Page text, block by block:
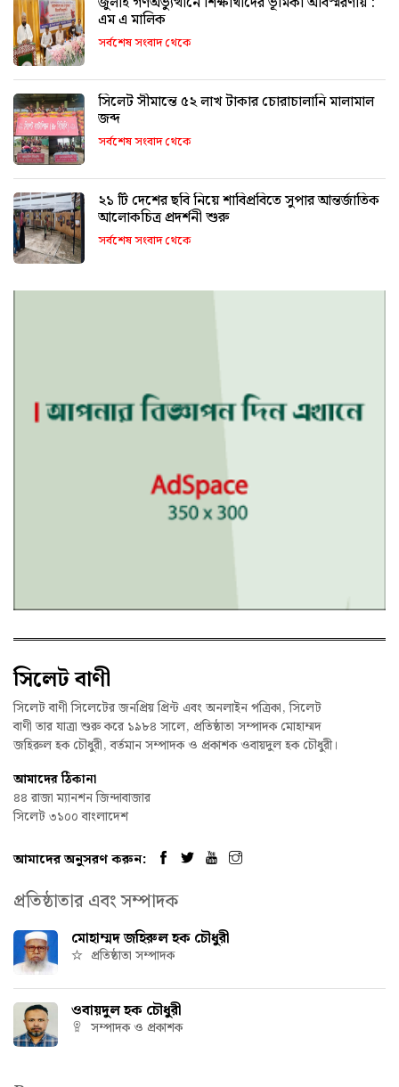
এম এ মালিক
সর্বশেষ সংবাদ থেকে
সিলেট সীমান্তে ৫২ লাখ টাকার চোরাচালানি মালামাল
জব্দ
সর্বশেষ সংবাদ থেকে
২১ টি দেশের ছবি নিয়ে শাবিপ্রবিতে সুপার আন্তর্জাতিক
আলোকচিত্র প্রদর্শনী শুরু
সর্বশেষ সংবাদ থেকে
সিলেট বাণী
সিলেট বাণী সিলেটের জনপ্রিয় প্রিন্ট এবং অনলাইন পত্রিকা, সিলেট
বাণী তার যাত্রা শুরু করে ১৯৮৪ সালে, প্রতিষ্ঠাতা সম্পাদক মোহাম্মদ
জহিরুল হক চৌধুরী, বর্তমান সম্পাদক ও প্রকাশক ওবায়দুল হক চৌধুরী।
আমাদের ঠিকানা
৪৪ রাজা ম্যানশন জিন্দাবাজার
সিলেট ৩১০০ বাংলাদেশ
আমাদের অনুসরণ করুন:
প্রতিষ্ঠাতার এবং সম্পাদক
মোহাম্মদ জহিরুল হক চৌধুরী
প্রতিষ্ঠাতা সম্পাদক
ওবায়দুল হক চৌধুরী
সম্পাদক ও প্রকাশক